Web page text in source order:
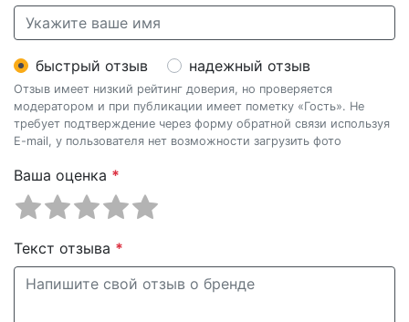
быстрый отзыв надежный отзыв
Отзыв имеет низкий рейтинг доверия, но проверяется
модератором и при публикации имеет пометку «Гость». Не
требует подтверждение через форму обратной связи используя
E-mail, у пользователя нет возможности загрузить фото
Ваша оценка *
Текст отзыва *